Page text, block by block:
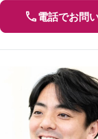
電話でお問